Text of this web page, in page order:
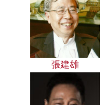
張建雄